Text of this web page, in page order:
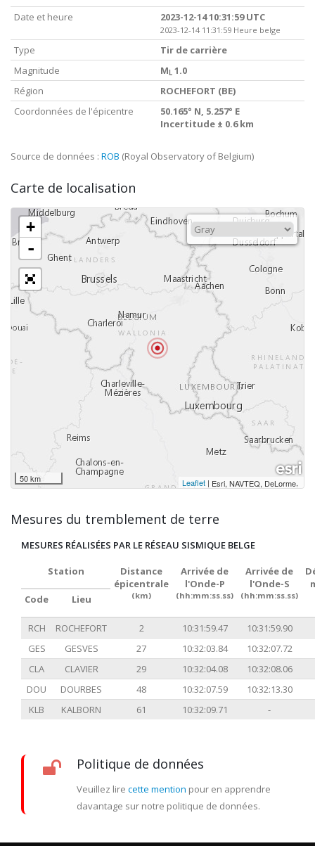
Date et heure 2023-12-14 10:31:59 UTC
2023-12-14 11:31:59 Heure belge
Type
Tir de carrière
Magnitude
M L 1.0
Région
ROCHEFORT (BE)
Coordonnées de l'épicentre
50.165° N, 5.257° E
Incertitude ± 0.6 km
Source de données : ROB (Royal Observatory of Belgium)
Carte de localisation
+
-
50 km Leaflet | Esri, NAVTEQ, DeLorme,
Mesures du tremblement de terre
MESURES RÉALISÉES PAR LE RÉSEAU SISMIQUE BELGE
Station
Distance
épicentrale
(km)
Arrivée de
l'Onde-P
(hh:mm:ss.ss)
Arrivée de
l'Onde-S
(hh:mm:ss.ss)
Code
Lieu
RCH ROCHEFORT 2 10:31:59.47
10:31:59.90
GES
GESVES 27 10:32:03.84
10:32:07.72
CLA
CLAVIER 29 10:32:04.08
10:32:08.06
DOU
DOURBES 48 10:32:07.59
10:32:13.30
KLB
KALBORN 61 10:32:09.71 -
Politique de données
Veuillez lire cette mention pour en apprendre
davantage sur notre politique de données.